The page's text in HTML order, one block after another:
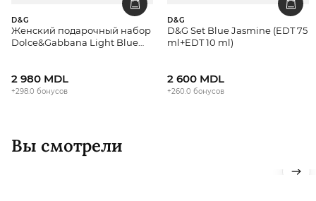
D&G
Женский подарочный набор
Dolce&Gabbana Light Blue
2 980 MDL
+298.0 бонусов
D&G
D&G Set Blue Jasmine (EDT 75
ml+EDT 10 ml)
2 600 MDL
+260.0 бонусов
Вы смотрели